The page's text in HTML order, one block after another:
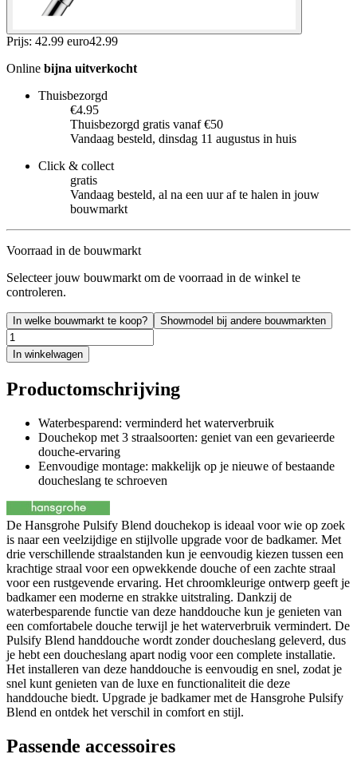
Prijs: 42.99 euro42.99
Online bijna uitverkocht
Thuisbezorgd
€4.95
Thuisbezorgd gratis vanaf €50
Vandaag besteld, dinsdag 11 augustus in huis
Click & collect
gratis
Vandaag besteld, al na een uur af te halen in jouw
bouwmarkt
Voorraad in de bouwmarkt
Selecteer jouw bouwmarkt om de voorraad in de winkel te
controleren.
In welke bouwmarkt te koop? Showmodel bij andere bouwmarkten
In winkelwagen
Productomschrijving
Waterbesparend: verminderd het waterverbruik
Douchekop met 3 straalsoorten: geniet van een gevarieerde
douche-ervaring
Eenvoudige montage: makkelijk op je nieuwe of bestaande
doucheslang te schroeven
De Hansgrohe Pulsify Blend douchekop is ideaal voor wie op zoek
is naar een veelzijdige en stijlvolle upgrade voor de badkamer. Met
drie verschillende straalstanden kun je eenvoudig kiezen tussen een
krachtige straal voor een opwekkende douche of een zachte straal
voor een rustgevende ervaring. Het chroomkleurige ontwerp geeft je
badkamer een moderne en strakke uitstraling. Dankzij de
waterbesparende functie van deze handdouche kun je genieten van
een comfortabele douche terwijl je het waterverbruik vermindert. De
Pulsify Blend handdouche wordt zonder doucheslang geleverd, dus
je hebt een doucheslang apart nodig voor een complete installatie.
Het installeren van deze handdouche is eenvoudig en snel, zodat je
snel kunt genieten van de luxe en functionaliteit die deze
handdouche biedt. Upgrade je badkamer met de Hansgrohe Pulsify
Blend en ontdek het verschil in comfort en stijl.
Passende accessoires